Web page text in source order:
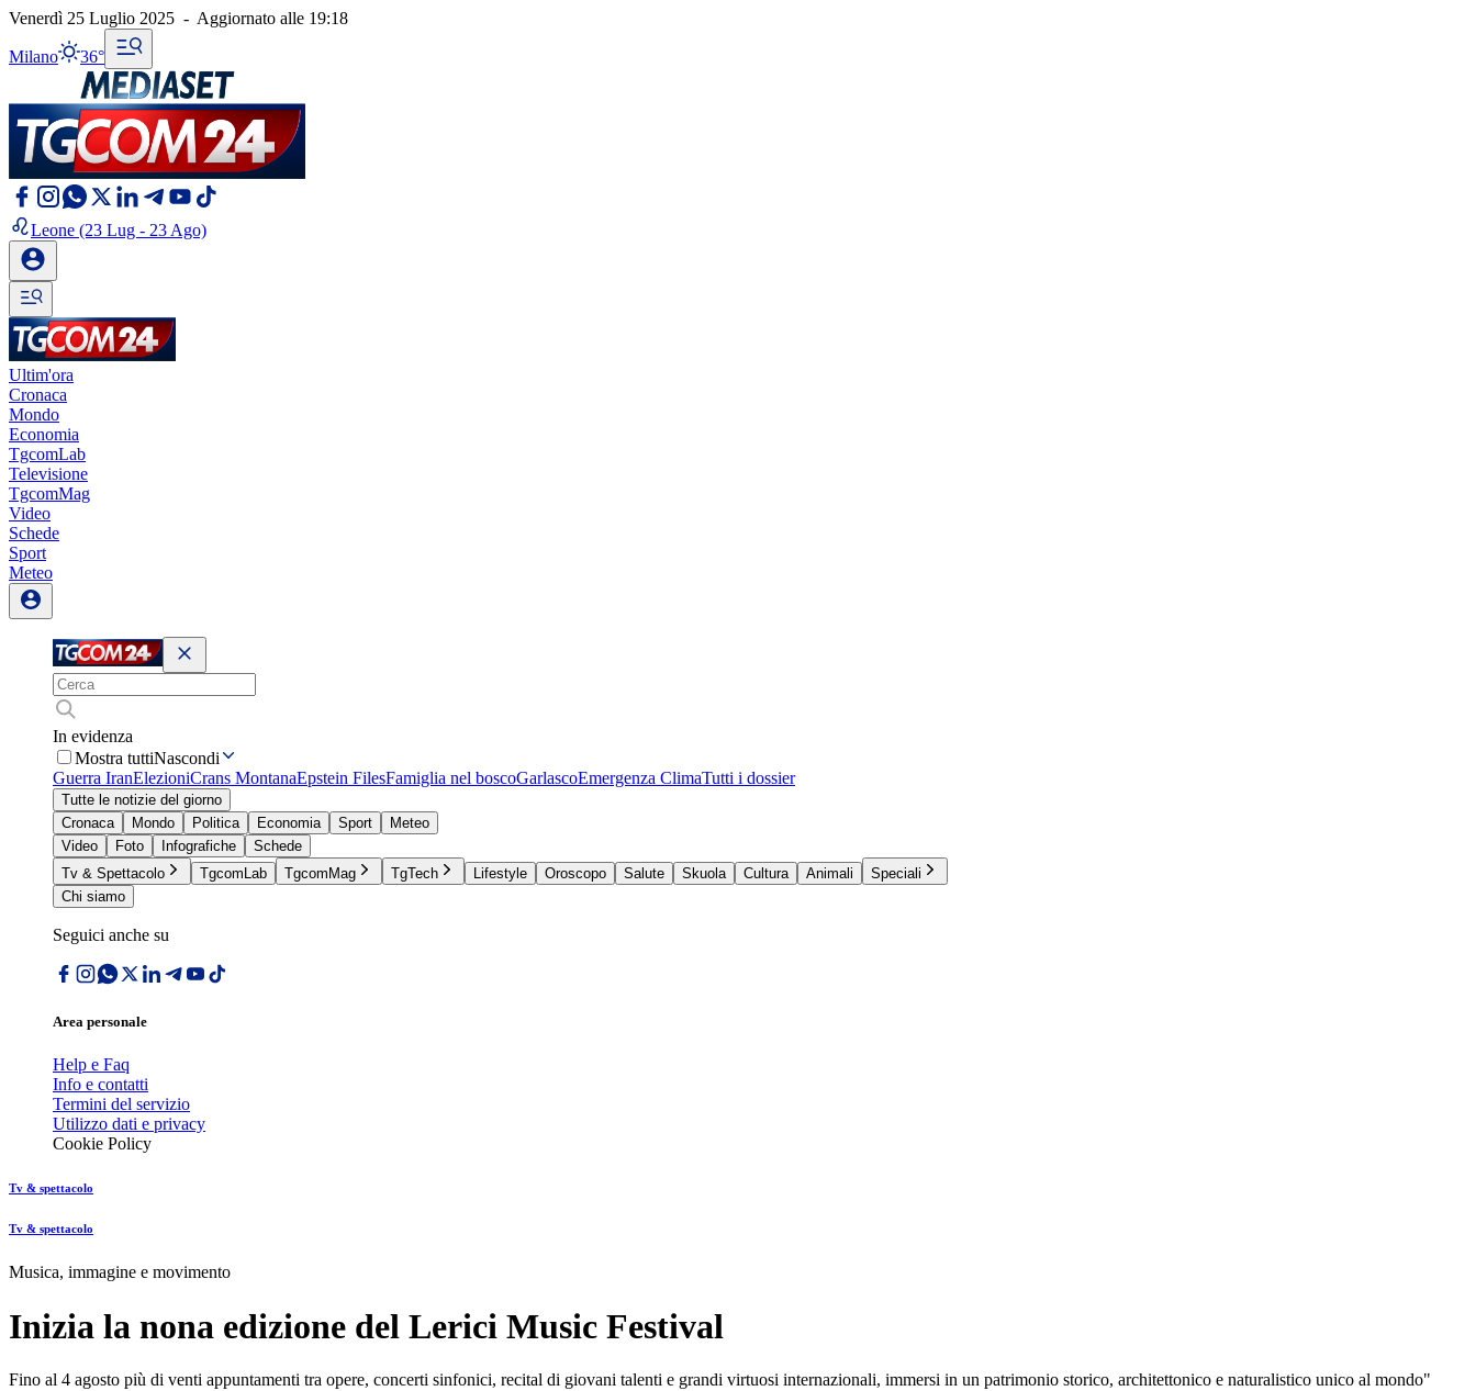
Venerdì 25 Luglio 2025 - Aggiornato alle 19:18
Milano 36°
Leone (23 Lug - 23 Ago)
Ultim'ora
Cronaca
Mondo
Economia
TgcomLab
Televisione
TgcomMag
Video
Schede
Sport
Meteo
In evidenza
Mostra tuttiNascondi
Guerra IranElezioniCrans MontanaEpstein FilesFamiglia nel boscoGarlascoEmergenza ClimaTutti i dossier
Tutte le notizie del giorno
Cronaca
Mondo Politica Economia Sport
Meteo
Video
Foto Infografiche
Schede
Tv & Spettacolo
TgcomLab TgcomMag TgTech Lifestyle Oroscopo Salute Skuola Cultura Animali
Speciali
Chi siamo
Seguici anche su
Area personale
Help e Faq
Info e contatti
Termini del servizio
Utilizzo dati e privacy
Cookie Policy
Tv & spettacolo
Tv & spettacolo
Musica, immagine e movimento
Inizia la nona edizione del Lerici Music Festival
Fino al 4 agosto più di venti appuntamenti tra opere, concerti sinfonici, recital di giovani talenti e grandi virtuosi internazionali, immersi in un patrimonio storico, architettonico e naturalistico unico al mondo"